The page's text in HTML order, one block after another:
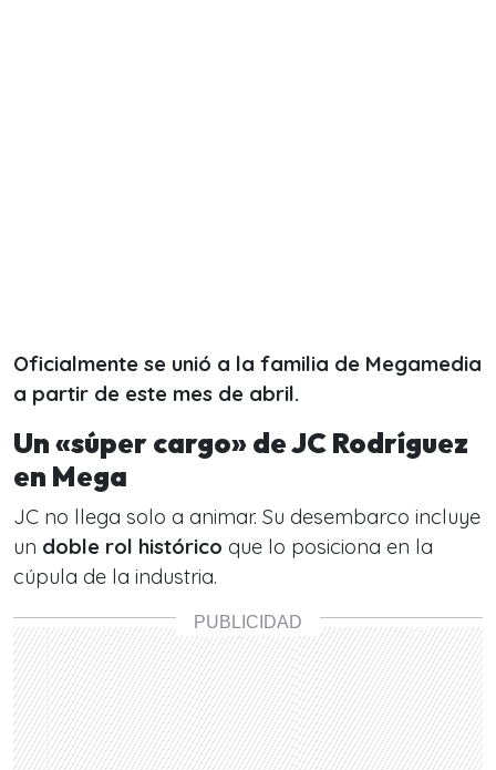
Oficialmente se unió a la familia de Megamedia
a partir de este mes de abril.
Un «súper cargo» de JC Rodríguez
en Mega
JC no llega solo a animar. Su desembarco incluye
un doble rol histórico que lo posiciona en la
cúpula de la industria.